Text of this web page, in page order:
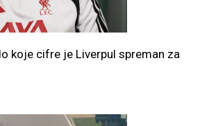
koje cifre je Liverpul spreman za